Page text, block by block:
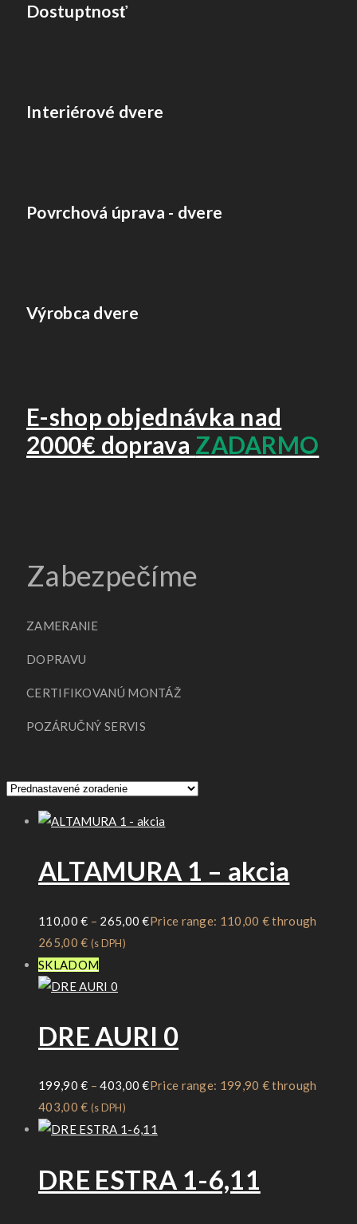
ALTAMURA 1 – akcia
110,00€ – 265,00€Price range: 110,00 € through
265,00 € (s DPH)
SKLADOM
DRE AURI 0
199,90€ – 403,00€Price range: 199,90 € through
403,00 € (s DPH)
DRE ESTRA 1-6,11
Dostuptnosť
Interiérové dvere
Povrchová úprava - dvere
Výrobca dvere
E-shop objednávka nad
2000€ doprava ZADARMO
Zabezpečíme
ZAMERANIE
DOPRAVU
CERTIFIKOVANÚ MONTÁŽ
POZÁRUČNÝ SERVIS